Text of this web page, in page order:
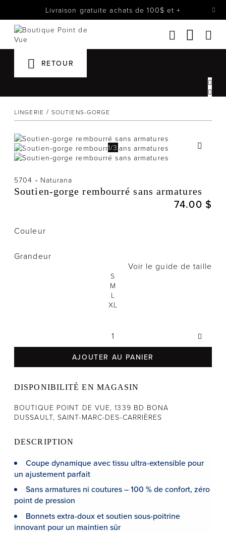
Livraison gratuite achats de 100$ et +
Soldes
L'équipe
Politiques de cookies
Politique de confidentialité
RETOUR
LINGERIE SOUTIENS-GORGE
1/3
5704 - Naturana
Soutien-gorge rembourré sans armatures
74.00 $
Couleur
Grandeur
Voir le guide de taille
S
M
L
XL
AJOUTER AU PANIER
DISPONIBILITÉ EN MAGASIN
BOUTIQUE POINT DE VUE, 1339 BD BONA
DUSSAULT, SAINT-MARC-DES-CARRIÈRES
DESCRIPTION
Coupe dynamique avec tissu ultra-extensible pour
un ajustement parfait
Sans armatures ni coutures – 100 % de confort, zéro
point de pression
Bonnets extra-doux et soutien sous-poitrine
innovant pour un maintien sûr